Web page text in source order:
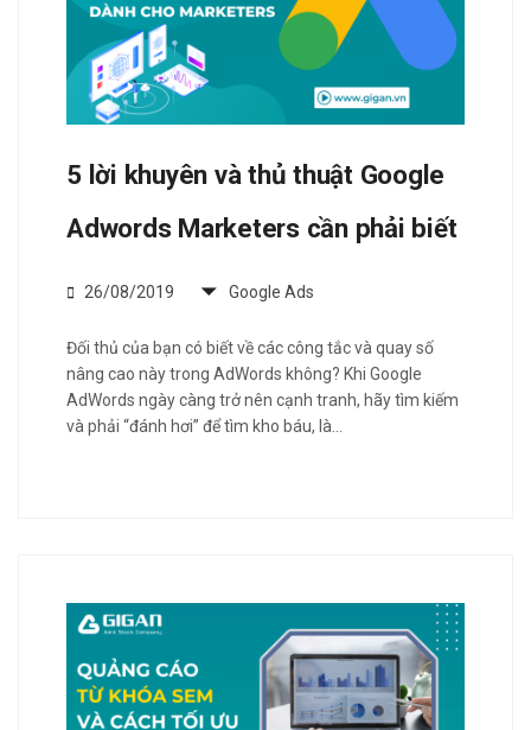
5 lời khuyên và thủ thuật Google
Adwords Marketers cần phải biết
26/08/2019 Google Ads
Đối thủ của bạn có biết về các công tắc và quay số
nâng cao này trong AdWords không? Khi Google
AdWords ngày càng trở nên cạnh tranh, hãy tìm kiếm
và phải “đánh hơi” để tìm kho báu, là…